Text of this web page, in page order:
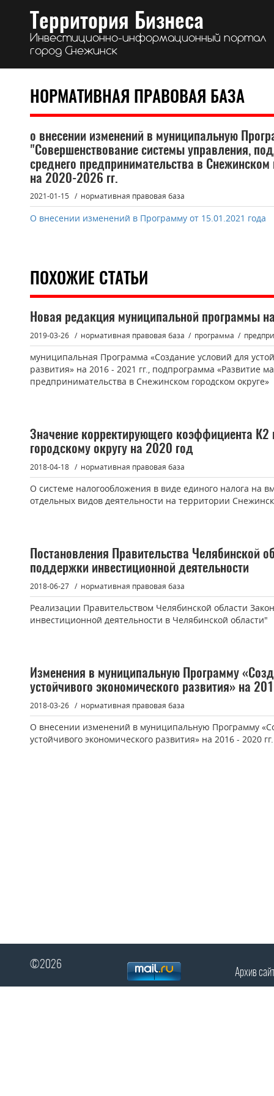
Территория Бизнеса
Инвестиционно-информационный портал
город Снежинск
НОРМАТИВНАЯ ПРАВОВАЯ БАЗА
о внесении изменений в муниципальную
"Совершенствование системы управления,
среднего предпринимательства в Снежинском
на 2020-2026 гг.
2021-01-15 нормативная правовая база
О внесении изменений в Программу от 15.01.2021 года
ПОХОЖИЕ СТАТЬИ
Новая редакция муниципальной программы
2019-03-26 нормативная правовая база программа
муниципальная Программа «Создание условий для
развития» на 2016 - 2021 гг., подпрограмма «Развитие
предпринимательства в Снежинском городском округе»
Значение корректирующего коэффициента К2
городскому округу на 2020 год
2018-04-18 нормативная правовая база
О системе налогообложения в виде единого налога на
отдельных видов деятельности на территории
Постановления Правительства Челябинской
поддержки инвестиционной деятельности
2018-06-27 нормативная правовая база
Реализации Правительством Челябинской области
инвестиционной деятельности в Челябинской области"
Изменения в муниципальную Программу
устойчивого экономического развития» на
2018-03-26 нормативная правовая база
О внесении изменений в муниципальную Программу
устойчивого экономического развития» на 2016 - 2020 гг.
©2026
Архив